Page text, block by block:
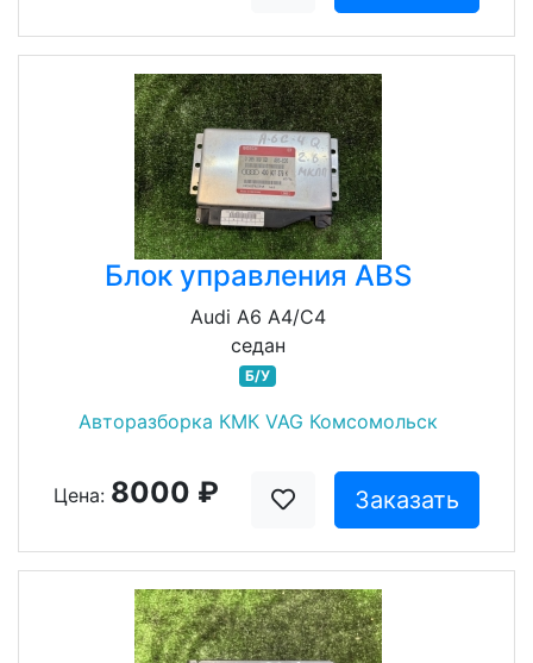
Блок управления ABS
Audi A6 A4/C4
седан
Б/У
Авторазборка КМК VAG Комсомольск
Цена: 8000 ₽ Заказать